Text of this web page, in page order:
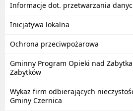
Informacje dot. przetwarzania
Inicjatywa lokalna
Ochrona przeciwpożarowa
Gminny Program Opieki nad
Zabytków
Wykaz firm odbierających
Gminy Czernica